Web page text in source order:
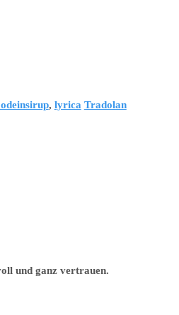
, lyrica Tradolan
und ganz vertrauen.